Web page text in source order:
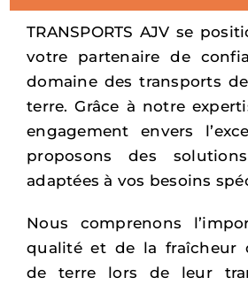
TRANSPORTS AJV se
votre partenaire de
domaine des transports
terre. Grâce à notre
engagement envers
proposons des
adaptées à vos besoins
Nous comprenons
qualité et de la fraîcheur
de terre lors de leur